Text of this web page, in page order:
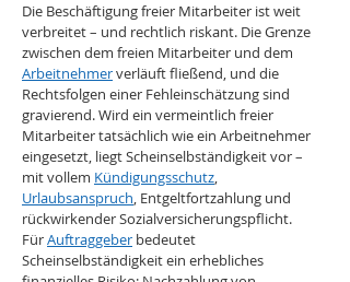
Die Beschäftigung freier Mitarbeiter ist weit
verbreitet – und rechtlich riskant. Die Grenze
zwischen dem freien Mitarbeiter und dem
Arbeitnehmer verläuft fließend, und die
Rechtsfolgen einer Fehleinschätzung sind
gravierend. Wird ein vermeintlich freier
Mitarbeiter tatsächlich wie ein Arbeitnehmer
eingesetzt, liegt Scheinselbständigkeit vor –
mit vollem Kündigungsschutz,
Urlaubsanspruch, Entgeltfortzahlung und
rückwirkender Sozialversicherungspflicht.
Für Auftraggeber bedeutet
Scheinselbständigkeit ein erhebliches